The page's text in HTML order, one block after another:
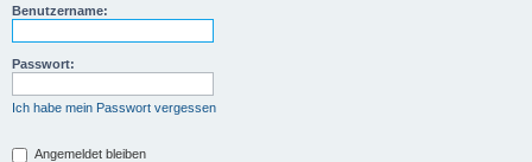
Benutzername:
Passwort:
Ich habe mein Passwort vergessen
Angemeldet bleiben